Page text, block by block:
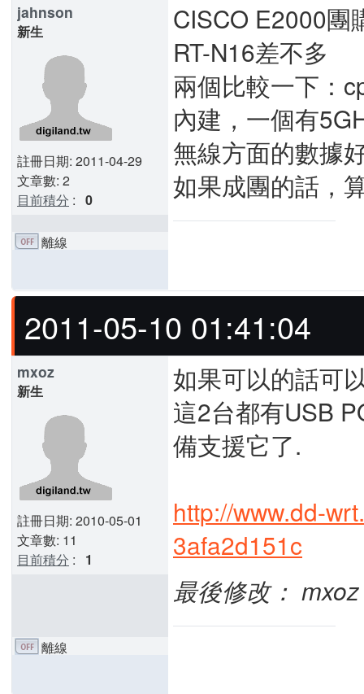
jahnson
新生
註冊日期: 2011-04-29
文章數: 2
目前積分 : 0
CISCO E2000團
RT-N16差不多
兩個比較一下：
內建，一個有
無線方面的數據
如果成團的話，
離線
2011-05-10 01:41:04
mxoz
新生
註冊日期: 2010-05-01
文章數: 11
目前積分 : 1
如果可以的話可
這2台都有USB
備支援它了.
http://www.dd-
3afa2d151c
最後修改：
離線